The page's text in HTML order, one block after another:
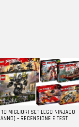
10 MIGLIORI SET LEGO NINJAGO
– RECENSIONE E TEST